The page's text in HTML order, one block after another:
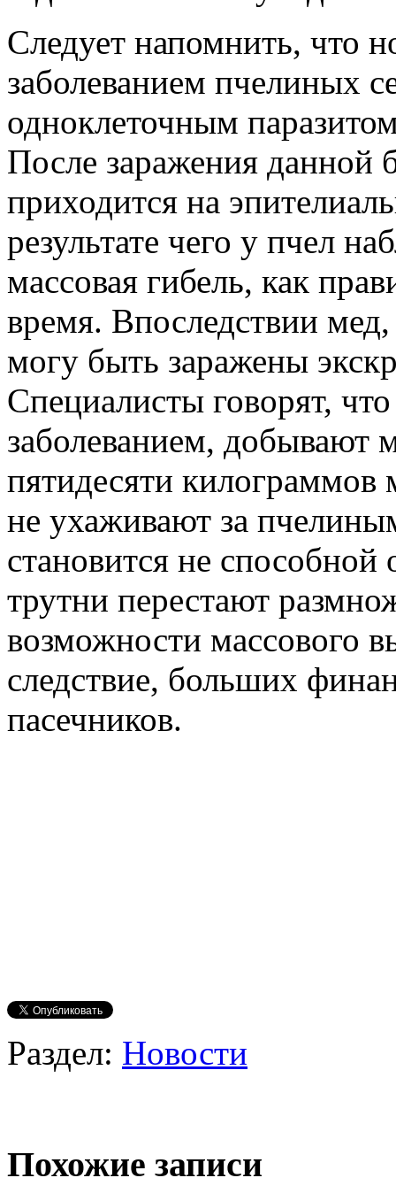
Следует напомнить, что
заболеванием пчелиных
одноклеточным
После заражения данной
приходится на
результате чего у пчел
массовая гибель, как
время. Впоследствии
могу быть заражены
Специалисты говорят,
заболеванием, добывают
пятидесяти
не ухаживают за
становится не способной
трутни перестают
возможности массового
следствие, больших
пасечников.
Раздел: Новости
Похожие записи